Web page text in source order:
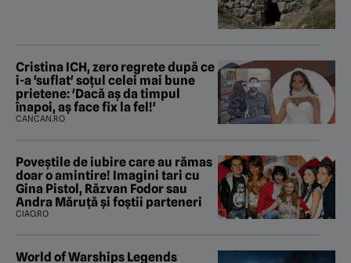
Cristina ICH, zero regrete după ce
i-a 'suflat' soțul celei mai bune
prietene: 'Dacă aș da timpul
înapoi, aș face fix la fel!'
CANCAN.RO
Poveştile de iubire care au rămas
doar o amintire! Imagini tari cu
Gina Pistol, Răzvan Fodor sau
Andra Măruţă şi foştii parteneri
CIAO.RO
World of Warships Legends